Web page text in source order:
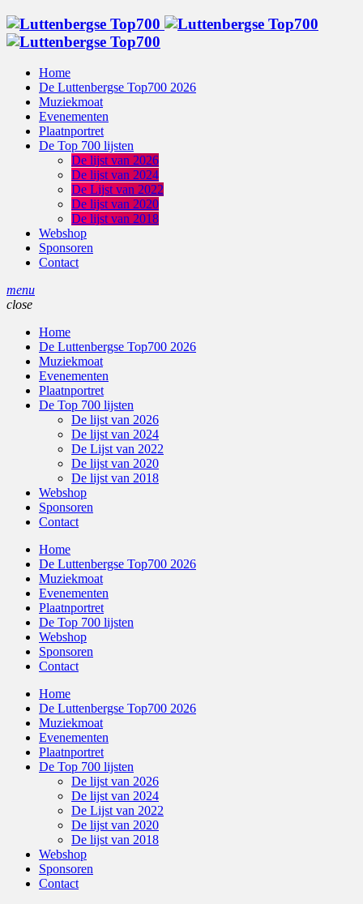
Home
De Luttenbergse Top700 2026
Muziekmoat
Evenementen
Plaatnportret
De Top 700 lijsten
De lijst van 2026
De lijst van 2024
De Lijst van 2022
De lijst van 2020
De lijst van 2018
Webshop
Sponsoren
Contact
menu
close
Home
De Luttenbergse Top700 2026
Muziekmoat
Evenementen
Plaatnportret
De Top 700 lijsten
De lijst van 2026
De lijst van 2024
De Lijst van 2022
De lijst van 2020
De lijst van 2018
Webshop
Sponsoren
Contact
Home
De Luttenbergse Top700 2026
Muziekmoat
Evenementen
Plaatnportret
De Top 700 lijsten
Webshop
Sponsoren
Contact
Home
De Luttenbergse Top700 2026
Muziekmoat
Evenementen
Plaatnportret
De Top 700 lijsten
De lijst van 2026
De lijst van 2024
De Lijst van 2022
De lijst van 2020
De lijst van 2018
Webshop
Sponsoren
Contact